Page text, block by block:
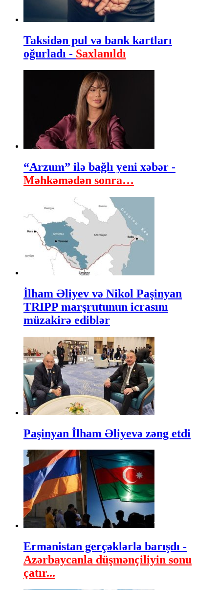
Taksidən pul və bank kartları
oğurladı - Saxlanıldı
“Arzum” ilə bağlı yeni xəbər -
Məhkəmədən sonra…
İlham Əliyev və Nikol Paşinyan
TRIPP marşrutunun icrasını
müzakirə ediblər
Paşinyan İlham Əliyevə zəng etdi
Ermənistan gerçəklərlə barışdı -
Azərbaycanla düşmənçiliyin sonu
çatır...